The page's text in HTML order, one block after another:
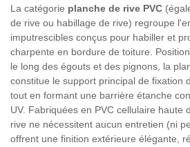
La catégorie planche de rive PVC
de rive ou habillage de rive) regroupe
imputrescibles conçus pour habiller et
charpente en bordure de toiture.
le long des égouts et des pignons, la
constitue le support principal de fixation
tout en formant une barrière étanche
UV. Fabriquées en PVC cellulaire haute
rive ne nécessitent aucun entretien (ni
offrent une finition extérieure élégante,